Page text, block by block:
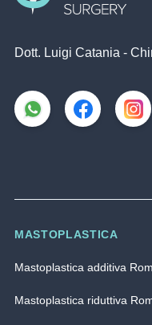
Dott. Luigi Catania -
MASTOPLASTICA
Mastoplastica additiva
Mastoplastica riduttiva